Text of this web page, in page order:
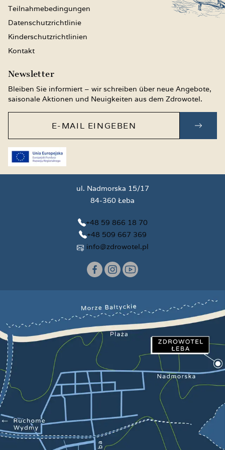
Teilnahmebedingungen
Datenschutzrichtlinie
Kinderschutzrichtlinien
Kontakt
Newsletter
Bleiben Sie informiert – wir schreiben über neue Angebote,
saisonale Aktionen und Neuigkeiten aus dem Zdrowotel.
ZUM
ul. Nadmorska 15/17
84-360 Łeba
+48 59 866 18 70
+48 509 667 369
info@zdrowotel.pl